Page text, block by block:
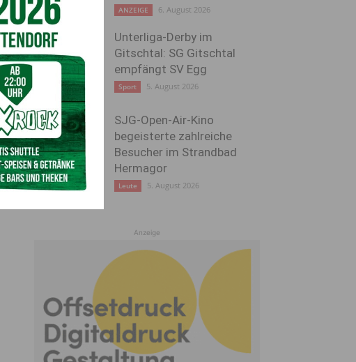
ANZEIGE 6. August 2026
Unterliga-Derby im
Gitschtal: SG Gitschtal
empfängt SV Egg
Sport 5. August 2026
SJG-Open-Air-Kino
begeisterte zahlreiche
Besucher im Strandbad
Hermagor
Leute 5. August 2026
Anzeige